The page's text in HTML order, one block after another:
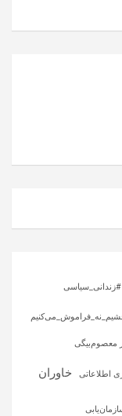
#زندانی_سیاسی
معصوم‌بیگی
اطلاعاتی خاوران